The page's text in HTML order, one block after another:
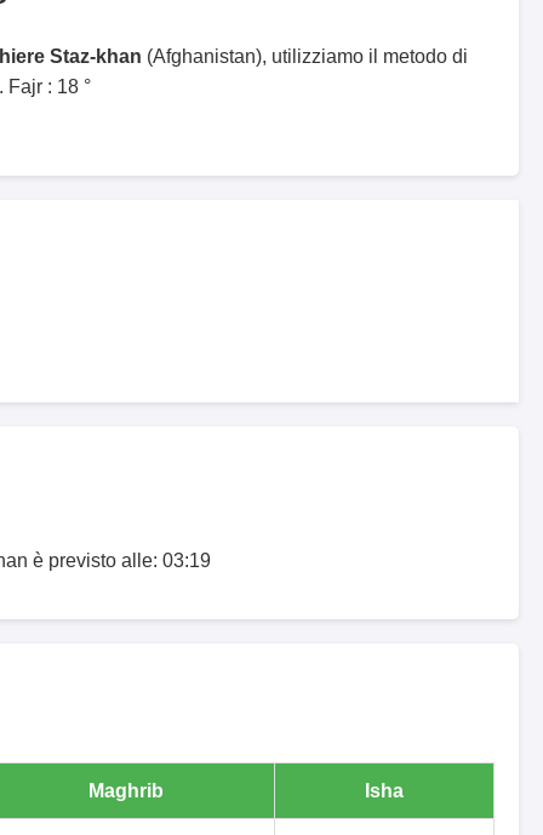
Staz-khan (Afghanistan), utilizziamo il metodo di
: 18 °
è previsto alle: 03:19
Maghrib Isha